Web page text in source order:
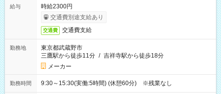
給与
時給2300円
交通費別途支給あり
交通費 交通費支給
勤務地
東京都武蔵野市
三鷹駅から徒歩11分 / 吉祥寺駅から徒歩18分
メーカー
勤務時間 9:30～15:30(実働:5時間) (休憩60分) ※残業なし